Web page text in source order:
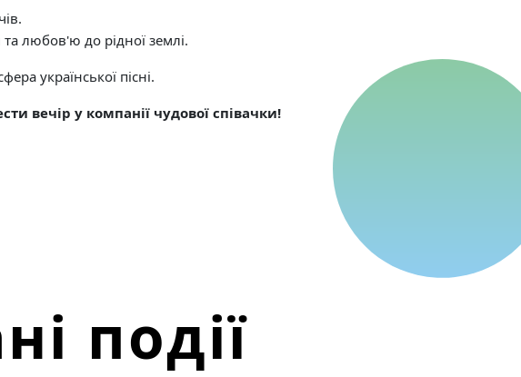
любов'ю до рідної землі.
української пісні.
вечір у компанії чудової співачки!
події